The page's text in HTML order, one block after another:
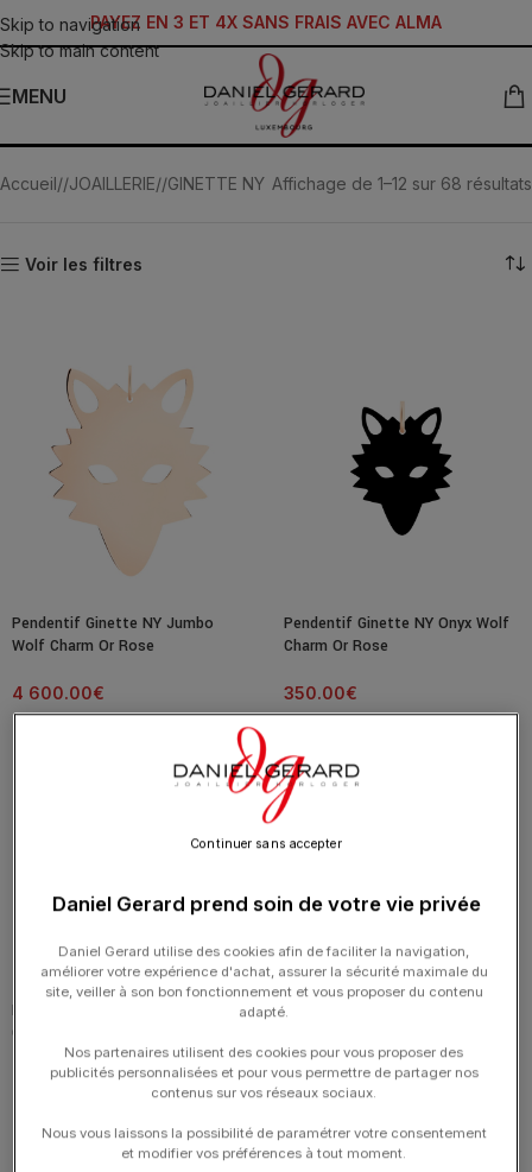
Skip to navigation
Skip to main content
PAYEZ EN 3 ET 4X SANS FRAIS AVEC ALMA
MENU Pendentifs
Accueil/ JOAILLERIE/ GINETTE NY Affichage de 1–12 sur 68 résultats
Voir les filtres
Pendentif Ginette NY Jumbo
Wolf Charm Or Rose
4 600.00€
Pendentif Ginette NY Onyx Wolf
Charm Or Rose
350.00€
Pendentif Ginette NY Jumbo
Onyx Wolf Charm Or Rose
620.00€
Pendentif Ginette NY Medium
520.00€
Daniel Gerard prend soin de votre vie privée
Daniel Gerard utilise des cookies afin de faciliter la navigation,
améliorer votre expérience d'achat, assurer la sécurité maximale du
site, veiller à son bon fonctionnement et vous proposer du contenu
adapté.
Nos partenaires utilisent des cookies pour vous proposer des
publicités personnalisées et pour vous permettre de partager nos
contenus sur vos réseaux sociaux.
Nous vous laissons la possibilité de paramétrer votre consentement
et modifier vos préférences à tout moment.
Continuer sans accepter